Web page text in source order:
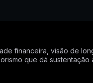
financeira, visão de
que dá sustentação